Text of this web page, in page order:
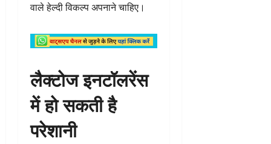
वाले हेल्दी विकल्प अपनाने चाहिए।
लैक्टोज इनटॉलरेंस
में हो सकती है
परेशानी